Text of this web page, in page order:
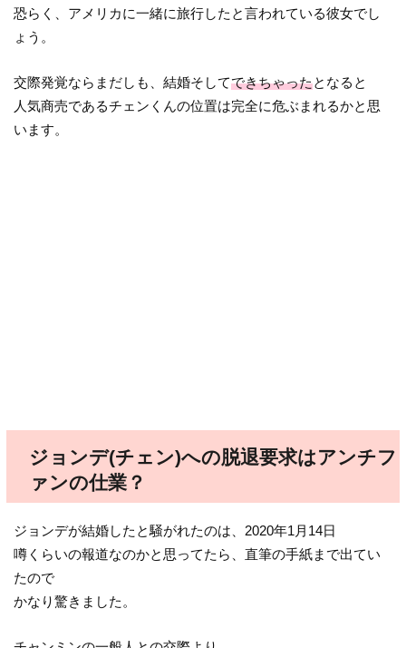
恐らく、アメリカに一緒に旅行したと言われている彼女でし
ょう。
交際発覚ならまだしも、結婚そしてできちゃったとなると
人気商売であるチェンくんの位置は完全に危ぶまれるかと思
います。
ジョンデ(チェン)への脱退要求はアンチフ
ァンの仕業？
ジョンデが結婚したと騒がれたのは、2020年1月14日
噂くらいの報道なのかと思ってたら、直筆の手紙まで出てい
たので
かなり驚きました。